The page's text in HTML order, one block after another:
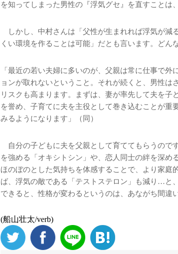
を知ってしまった男性の『浮気グセ』を直すことは
しかし、中村さんは「父性が生まれれば浮気が減
くい環境を作ることは可能」だとも言います。どん
「最近の若い夫婦に多いのが、父親は常に仕事で
ョンが取れないということ。それが続くと、男性
リスクも高まります。まずは、妻が率先して夫を
を誉め、子育てに夫を主役として巻き込むことが
みるようになります」（同）
自分の子どもに夫を父親として育ててもらうので
を強める「オキシトシン」や、恋人同士の絆を深め
ほのぼのとした気持ちを体感することで、より家庭
ば、浮気の敵である「テストステロン」も減り…と
できると、性格が変わるというのは、あながち間違
(船山壮太/verb)